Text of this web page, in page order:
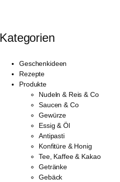
Kategorien
Geschenkideen
Rezepte
Produkte
Nudeln & Reis & Co
Saucen & Co
Gewürze
Essig & Öl
Antipasti
Konfitüre & Honig
Tee, Kaffee & Kakao
Getränke
Gebäck